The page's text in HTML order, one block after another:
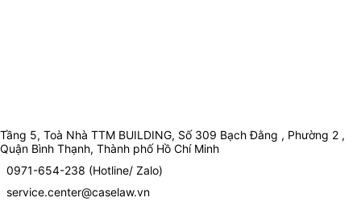
Tầng 5, Toà Nhà TTM BUILDING, Số 309 Bạch Đằng , Phường 2 ,
Quận Bình Thạnh, Thành phố Hồ Chí Minh
0971-654-238 (Hotline/ Zalo)
service.center@caselaw.vn